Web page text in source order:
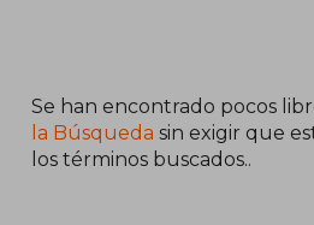
Se han encontrado pocos
la Búsqueda sin exigir que
los términos buscados..